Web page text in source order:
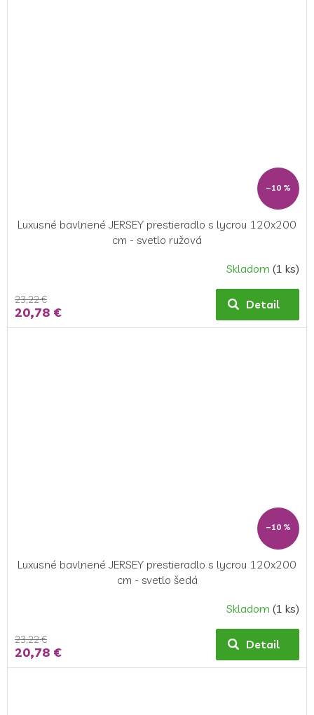
–10 %
Luxusné bavlnené JERSEY prestieradlo s lycrou 120x200
cm - svetlo ružová
Skladom (1 ks)
23,22 €
20,78 € Detail
–10 %
Luxusné bavlnené JERSEY prestieradlo s lycrou 120x200
cm - svetlo šedá
Skladom (1 ks)
23,22 €
20,78 € Detail